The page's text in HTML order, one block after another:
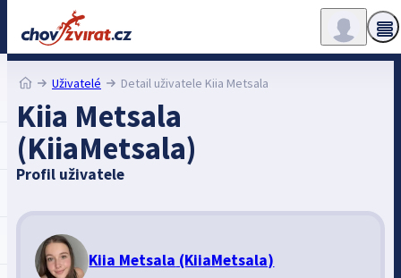
Uživatelé Detail uživatele Kiia Metsala
Kiia Metsala
(KiiaMetsala)
Profil uživatele
Kiia Metsala (KiiaMetsala)